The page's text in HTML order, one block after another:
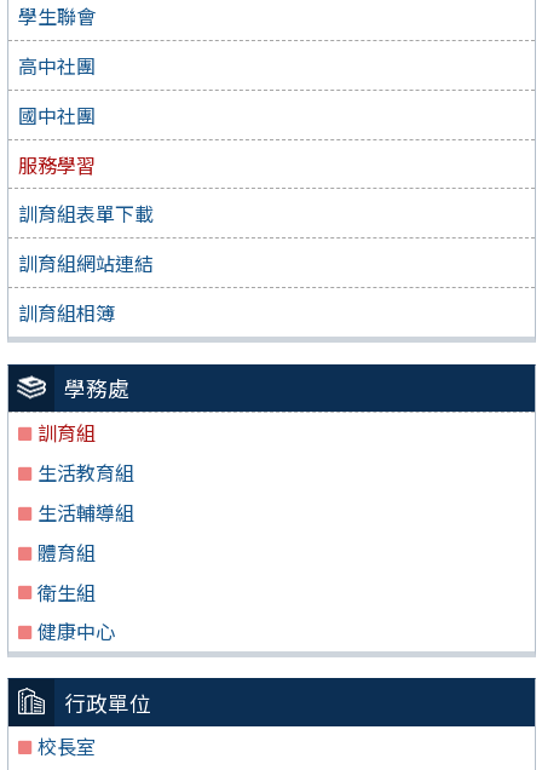
學生聯會
高中社團
國中社團
服務學習
訓育組表單下載
訓育組網站連結
訓育組相簿
學務處
訓育組
生活教育組
生活輔導組
體育組
衛生組
健康中心
行政單位
校長室